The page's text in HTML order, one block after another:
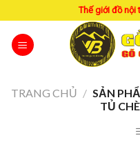
to
content
Thế giới đồ nội
TRANG CHỦ / SẢN
TỦ